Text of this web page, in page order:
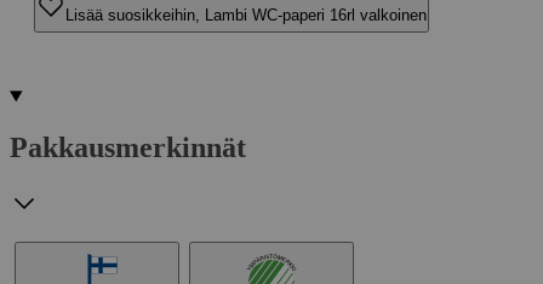
Lisää suosikkeihin, Lambi WC-paperi 16rl valkoinen
Pakkausmerkinnät